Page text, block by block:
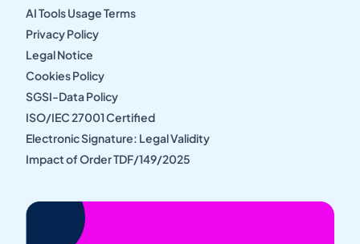
AI Tools Usage Terms
Privacy Policy
Legal Notice
Cookies Policy
SGSI-Data Policy
ISO/IEC 27001 Certified
Electronic Signature: Legal Validity
Impact of Order TDF/149/2025